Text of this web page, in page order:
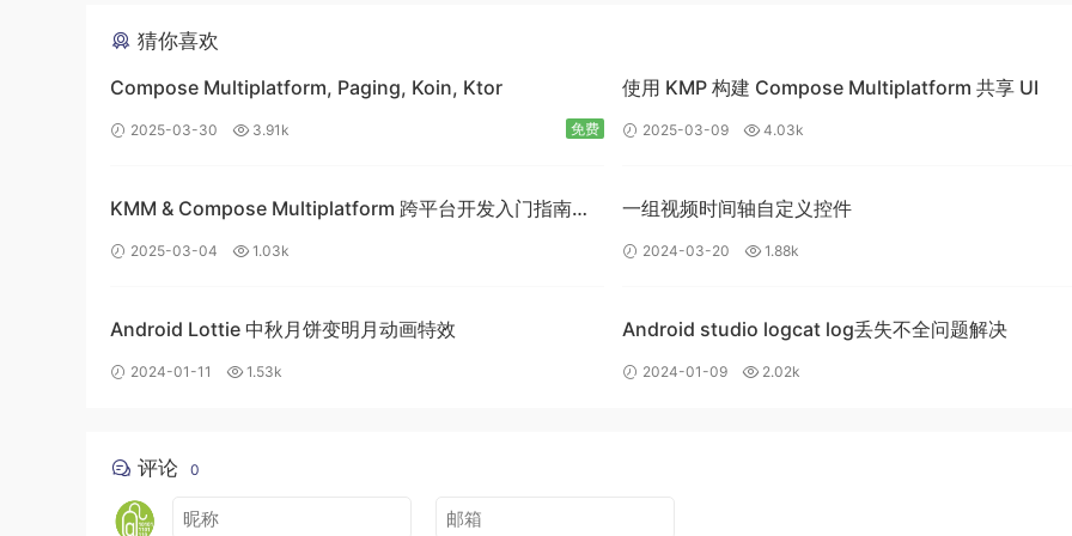
猜你喜欢
Compose Multiplatform, Paging, Koin, Ktor
2025-03-30 3.91k 免费
使用 KMP 构建 Compose Multiplatform 共享 UI
2025-03-09 4.03k
KMM & Compose Multiplatform 跨平台开发入门指南：
构建高效的移动应用
2025-03-04 1.03k
一组视频时间轴自定义控件
2024-03-20 1.88k
Android Lottie 中秋月饼变明月动画特效
2024-01-11 1.53k
Android studio logcat log丢失不全问题解决
2024-01-09 2.02k
评论 0